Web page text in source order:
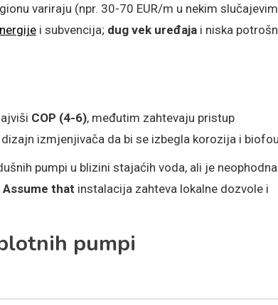
variraju (npr. 30-70 EUR/m u nekim
i subvencija; dug vek uređaja i niska
COP (4-6), međutim zahtevaju pristup
izmjenjivača da bi se izbegla korozija i
pumpi u blizini stajaćih voda, ali je neophodna
Assume that instalacija zahteva lokalne dozvole i
pumpi